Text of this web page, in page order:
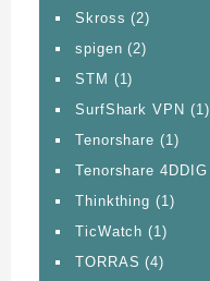
Skross (2)
spigen (2)
STM (1)
SurfShark VPN (1)
Tenorshare (1)
Tenorshare 4DDIG
Thinkthing (1)
TicWatch (1)
TORRAS (4)